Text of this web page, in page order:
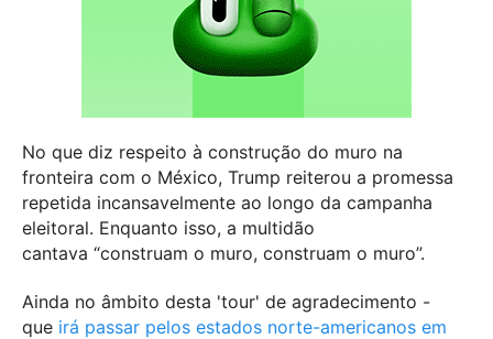
No que diz respeito à construção do muro na
fronteira com o México, Trump reiterou a promessa
repetida incansavelmente ao longo da campanha
eleitoral. Enquanto isso, a multidão
cantava “construam o muro, construam o muro”.
Ainda no âmbito desta 'tour' de agradecimento -
que irá passar pelos estados norte-americanos em